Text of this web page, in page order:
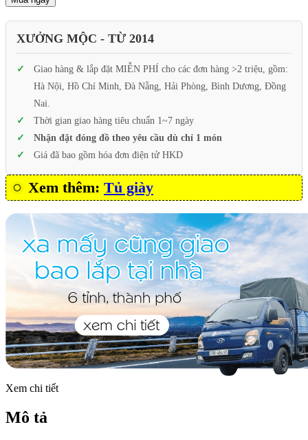
XƯỞNG MỘC - TỪ 2014
Giao hàng & lắp đặt MIỄN PHÍ cho các đơn hàng >2 triệu, gồm:
Hà Nội, Hồ Chí Minh, Đà Nẵng, Hải Phòng, Bình Dương, Đồng
Nai.
Thời gian giao hàng tiêu chuẩn 1~7 ngày
Nhận đặt đóng đồ theo yêu cầu dù chỉ 1 món
Giá đã bao gồm hóa đơn điện tử HKD
Xem thêm: Tủ giày
Xem chi tiết
Mô tả